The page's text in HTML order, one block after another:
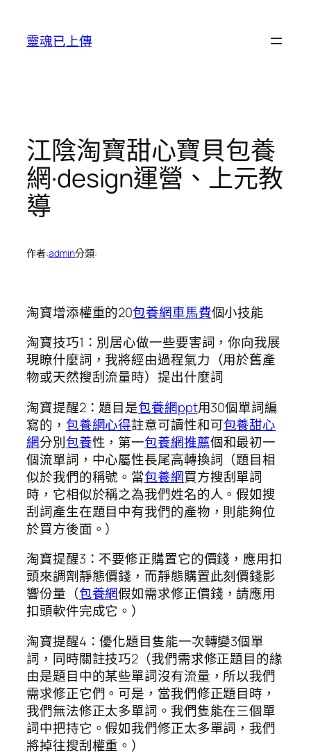
靈魂已上傳
江陰淘寶甜心寶貝包養
網·design運營、上元教
導
作者:admin分類:
淘寶增添權重的20包養網車馬費個小技能
淘寶技巧1：別居心做一些要害詞，你向我展
現瞭什麼詞，我將經由過程氣力（用於舊產
物或天然搜刮流量時）提出什麼詞
淘寶提醒2：題目是包養網ppt用30個單詞編
寫的， 包養網心得註意可讀性和可包養甜心
網分別包養性，第一包養網推薦個和最初一
個流單詞，中心屬性長尾高轉換詞（題目相
似於我們的稱號。當包養網買方搜刮單詞
時，它相似於稱之為我們姓名的人。假如搜
刮詞產生在題目中有我們的產物，則能夠位
於買方後面。）
淘寶提醒3：不要修正購置它的價錢，應用扣
頭來調劑靜態價錢，而靜態購置此刻價錢影
響份量（包養網假如需求修正價錢，請應用
扣頭軟件完成它。）
淘寶提醒4：優化題目隻能一次轉變3個單
詞，同時關註技巧2（我們需求修正題目的緣
由是題目中的某些單詞沒有流量，所以我們
需求修正它們。可是，當我們修正題目時，
我們無法修正太多單詞。我們隻能在三個單
詞中把持它。假如我們修正太多單詞，我們
將掉往搜刮權重。）